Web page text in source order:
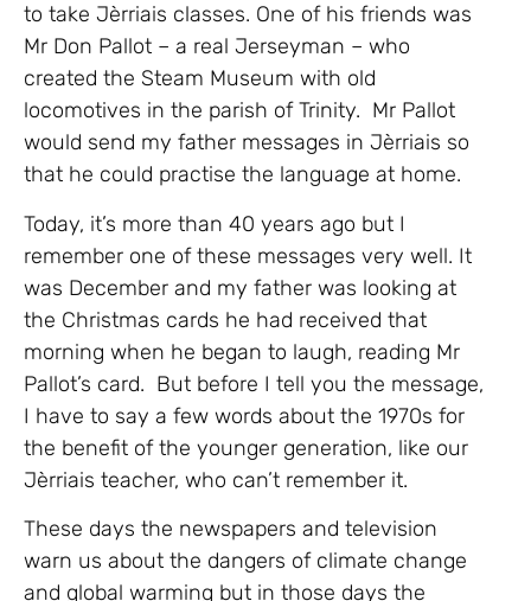
to take Jèrriais classes. One of his friends was
Mr Don Pallot – a real Jerseyman – who
created the Steam Museum with old
locomotives in the parish of Trinity. Mr Pallot
would send my father messages in Jèrriais so
that he could practise the language at home.
Today, it’s more than 40 years ago but I
remember one of these messages very well. It
was December and my father was looking at
the Christmas cards he had received that
morning when he began to laugh, reading Mr
Pallot’s card. But before I tell you the message,
I have to say a few words about the 1970s for
the benefit of the younger generation, like our
Jèrriais teacher, who can’t remember it.
These days the newspapers and television
warn us about the dangers of climate change
and global warming but in those days the